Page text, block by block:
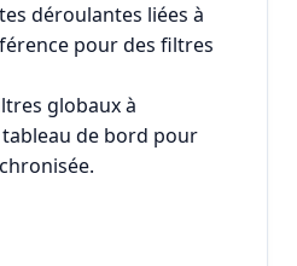
déroulantes liées à
pour des filtres
globaux à
de bord pour